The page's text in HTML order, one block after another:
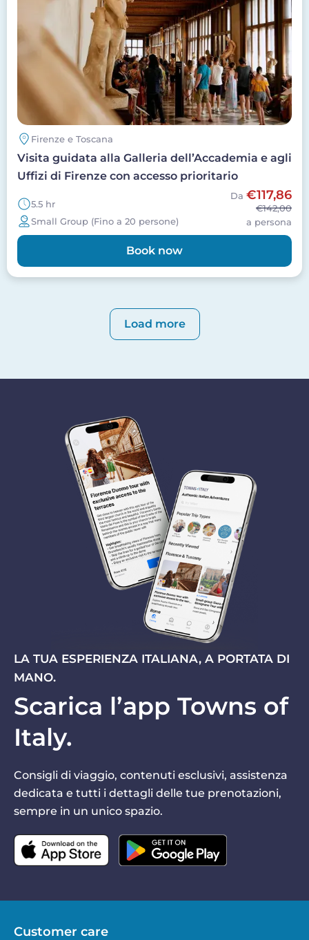
Firenze e Toscana
Visita guidata alla Galleria dell’Accademia e agli
Uffizi di Firenze con accesso prioritario
5.5 hr
Small Group (Fino a 20 persone)
Da €117,86
€142,00
a persona
Book now
Paginazione Load more
LA TUA ESPERIENZA ITALIANA, A PORTATA DI
MANO.
Scarica l’app Towns of
Italy.
Consigli di viaggio, contenuti esclusivi, assistenza
dedicata e tutti i dettagli delle tue prenotazioni,
sempre in un unico spazio.
Customer care